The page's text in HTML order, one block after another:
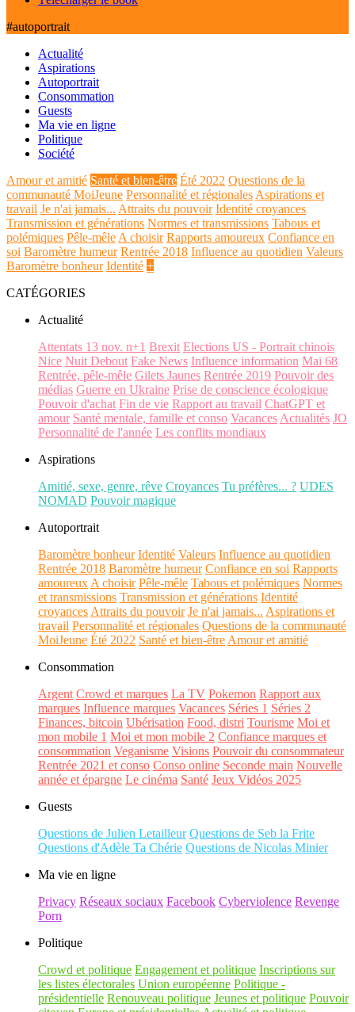
#autoportrait
Actualité
Aspirations
Autoportrait
Consommation
Guests
Ma vie en ligne
Politique
Société
Amour et amitié Santé et bien-être Été 2022 Questions de la
communauté MoiJeune Personnalité et régionales Aspirations et
travail Je n'ai jamais... Attraits du pouvoir Identité croyances
Transmission et générations Normes et transmissions Tabous et
polémiques Pêle-mêle A choisir Rapports amoureux Confiance en
soi Baromètre humeur Rentrée 2018 Influence au quotidien Valeurs
Baromètre bonheur Identité +
CATÉGORIES
Actualité
Attentats 13 nov. n+1 Brexit Elections US - Portrait chinois
Nice Nuit Debout Fake News Influence information Mai 68
Rentrée, pêle-mêle Gilets Jaunes Rentrée 2019 Pouvoir des
médias Guerre en Ukraine Prise de conscience écologique
Pouvoir d'achat Fin de vie Rapport au travail ChatGPT et
amour Santé mentale, famille et conso Vacances Actualités JO
Personnalité de l'année Les conflits mondiaux
Aspirations
Amitié, sexe, genre, rêve Croyances Tu préfères... ? UDES
NOMAD Pouvoir magique
Autoportrait
Baromètre bonheur Identité Valeurs Influence au quotidien
Rentrée 2018 Baromètre humeur Confiance en soi Rapports
amoureux A choisir Pêle-mêle Tabous et polémiques Normes
et transmissions Transmission et générations Identité
croyances Attraits du pouvoir Je n'ai jamais... Aspirations et
travail Personnalité et régionales Questions de la communauté
MoiJeune Été 2022 Santé et bien-être Amour et amitié
Consommation
Argent Crowd et marques La TV Pokemon Rapport aux
marques Influence marques Vacances Séries 1 Séries 2
Finances, bitcoin Ubérisation Food, distri Tourisme Moi et
mon mobile 1 Moi et mon mobile 2 Confiance marques et
consommation Veganisme Visions Pouvoir du consommateur
Rentrée 2021 et conso Conso online Seconde main Nouvelle
année et épargne Le cinéma Santé Jeux Vidéos 2025
Guests
Questions de Julien Letailleur Questions de Seb la Frite
Questions d'Adèle Ta Chérie Questions de Nicolas Minier
Ma vie en ligne
Privacy Réseaux sociaux Facebook Cyberviolence Revenge
Porn
Politique
Crowd et politique Engagement et politique Inscriptions sur
les listes électorales Union européenne Politique -
présidentielle Renouveau politique Jeunes et politique Pouvoir